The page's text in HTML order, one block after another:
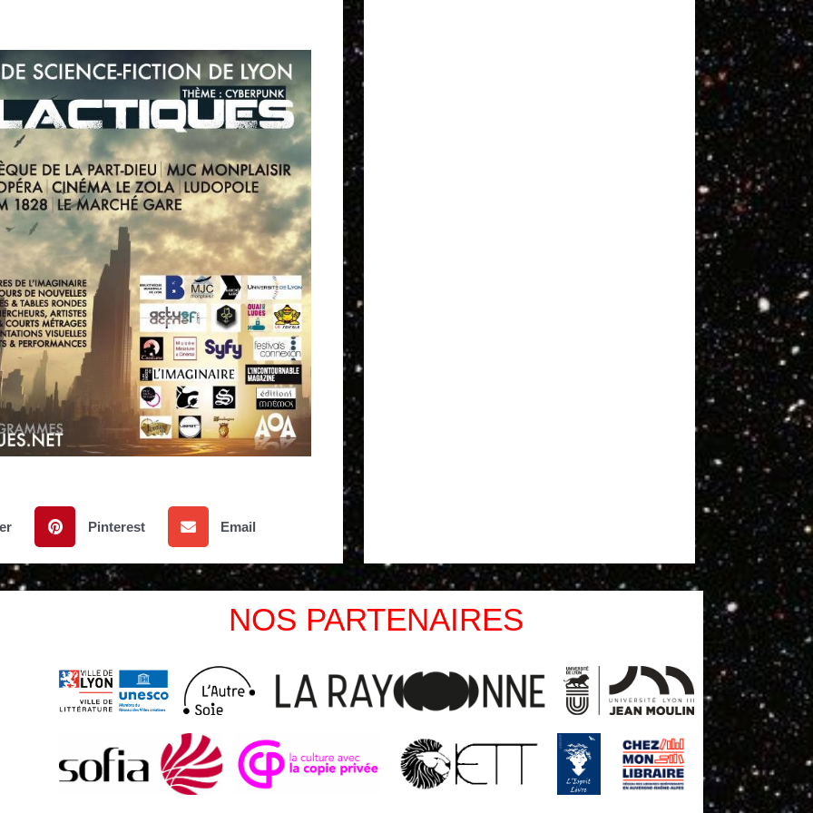
Pinterest Email
NOS PARTENAIRES